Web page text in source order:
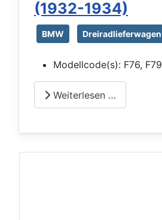
(1932-1934)
BMW Dreiradlieferwagen
Modellcode(s): F76, F79
Weiterlesen …